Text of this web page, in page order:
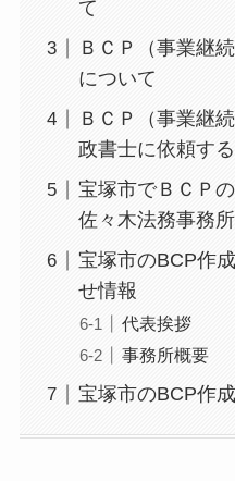
て
ＢＣＰ（事業継
について
ＢＣＰ（事業継
政書士に依頼す
宝塚市でＢＣＰ
佐々木法務事務
宝塚市のBCP作
せ情報
代表挨拶
事務所概要
宝塚市のBCP作